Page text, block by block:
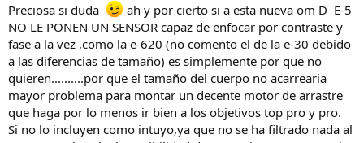
Preciosa si duda
ah y por cierto si a esta nueva om D E-5
NO LE PONEN UN SENSOR capaz de enfocar por contraste y
fase a la vez ,como la e-620 (no comento el de la e-30 debido
a las diferencias de tamaño) es simplemente por que no
quieren..........por que el tamaño del cuerpo no acarrearia
mayor problema para montar un decente motor de arrastre
que haga por lo menos ir bien a los objetivos top pro y pro.
Si no lo incluyen como intuyo,ya que no se ha filtrado nada al